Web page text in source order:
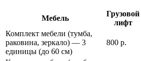
Мебель
Грузовой
лифт
Комплект мебели (тумба,
раковина, зеркало) — 3
единицы (до 60 см)
800 р.